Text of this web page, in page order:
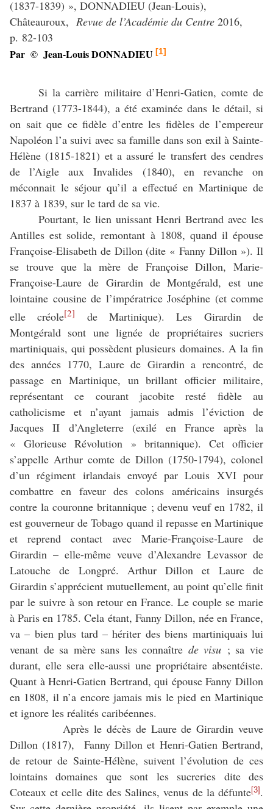
(1837-1839) », DONNADIEU (Jean-Louis),
Châteauroux, Revue de l’Académie du Centre 2016,
p. 82-103
Par © Jean-Louis DONNADIEU [1]
Si la carrière militaire d’Henri-Gatien, comte de
Bertrand (1773-1844), a été examinée dans le détail, si
on sait que ce fidèle d’entre les fidèles de l’empereur
Napoléon l’a suivi avec sa famille dans son exil à Sainte-
Hélène (1815-1821) et a assuré le transfert des cendres
de l’Aigle aux Invalides (1840), en revanche on
méconnait le séjour qu’il a effectué en Martinique de
1837 à 1839, sur le tard de sa vie.
Pourtant, le lien unissant Henri Bertrand avec les
Antilles est solide, remontant à 1808, quand il épouse
Françoise-Elisabeth de Dillon (dite « Fanny Dillon »). Il
se trouve que la mère de Françoise Dillon, Marie-
Françoise-Laure de Girardin de Montgérald, est une
lointaine cousine de l’impératrice Joséphine (et comme
elle créole[2] de Martinique). Les Girardin de
Montgérald sont une lignée de propriétaires sucriers
martiniquais, qui possèdent plusieurs domaines. A la fin
des années 1770, Laure de Girardin a rencontré, de
passage en Martinique, un brillant officier militaire,
représentant ce courant jacobite resté fidèle au
catholicisme et n’ayant jamais admis l’éviction de
Jacques II d’Angleterre (exilé en France après la
« Glorieuse Révolution » britannique). Cet officier
s’appelle Arthur comte de Dillon (1750-1794), colonel
d’un régiment irlandais envoyé par Louis XVI pour
combattre en faveur des colons américains insurgés
contre la couronne britannique ; devenu veuf en 1782, il
est gouverneur de Tobago quand il repasse en Martinique
et reprend contact avec Marie-Françoise-Laure de
Girardin – elle-même veuve d’Alexandre Levassor de
Latouche de Longpré. Arthur Dillon et Laure de
Girardin s’apprécient mutuellement, au point qu’elle finit
par le suivre à son retour en France. Le couple se marie
à Paris en 1785. Cela étant, Fanny Dillon, née en France,
va – bien plus tard – hériter des biens martiniquais lui
venant de sa mère sans les connaître de visu ; sa vie
durant, elle sera elle-aussi une propriétaire absentéiste.
Quant à Henri-Gatien Bertrand, qui épouse Fanny Dillon
en 1808, il n’a encore jamais mis le pied en Martinique
et ignore les réalités caribéennes.
Après le décès de Laure de Girardin veuve
Dillon (1817), Fanny Dillon et Henri-Gatien Bertrand,
de retour de Sainte-Hélène, suivent l’évolution de ces
lointains domaines que sont les sucreries dite des
Coteaux et celle dite des Salines, venus de la défunte[3] .